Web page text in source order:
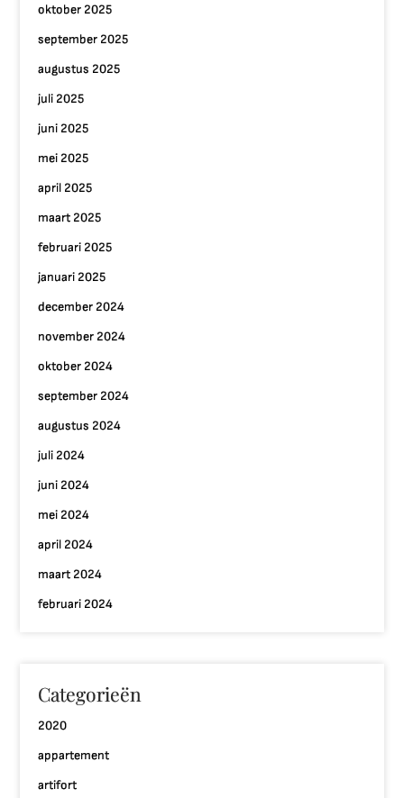
oktober 2025
september 2025
augustus 2025
juli 2025
juni 2025
mei 2025
april 2025
maart 2025
februari 2025
januari 2025
december 2024
november 2024
oktober 2024
september 2024
augustus 2024
juli 2024
juni 2024
mei 2024
april 2024
maart 2024
februari 2024
Categorieën
2020
appartement
artifort